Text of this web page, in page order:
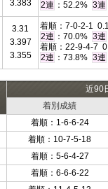
3.383
2連 ：52.2% 3連
3.31
3.397
3.355
着順：7-0-2-1
2連 ：70.0% 3連
着順：22-9-4-7
2連 ：73.8% 3連
近90
着別成績
着順：1-6-6-24
着順：10-7-5-18
着順：5-6-4-27
着順：6-6-6-22